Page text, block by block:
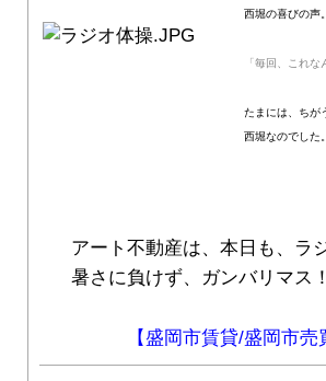
西堀の喜びの声。
「毎回、これ
たまには、ちが
西堀なのでした。
アート不動産は、本日も、ラ
暑さに負けず、ガンバリマス
【盛岡市賃貸/盛岡市